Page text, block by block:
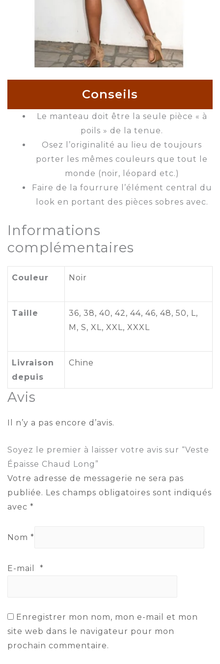
Conseils
Le manteau doit être la seule pièce « à
poils » de la tenue.
Osez l’originalité au lieu de toujours
porter les mêmes couleurs que tout le
monde (noir, léopard etc.)
Faire de la fourrure l’élément central du
look en portant des pièces sobres avec.
Informations
complémentaires
Couleur Noir
Taille 36, 38, 40, 42, 44, 46, 48, 50, L,
M , S, XL, XXL, XXXL
Livraison
depuis
Chine
Avis
Il n’y a pas encore d’avis.
Soyez le premier à laisser votre avis sur “Veste
Épaisse Chaud Long”
Votre adresse de messagerie ne sera pas
publiée. Les champs obligatoires sont indiqués
avec *
Nom *
E-mail *
Enregistrer mon nom, mon e-mail et mon
site web dans le navigateur pour mon
prochain commentaire.